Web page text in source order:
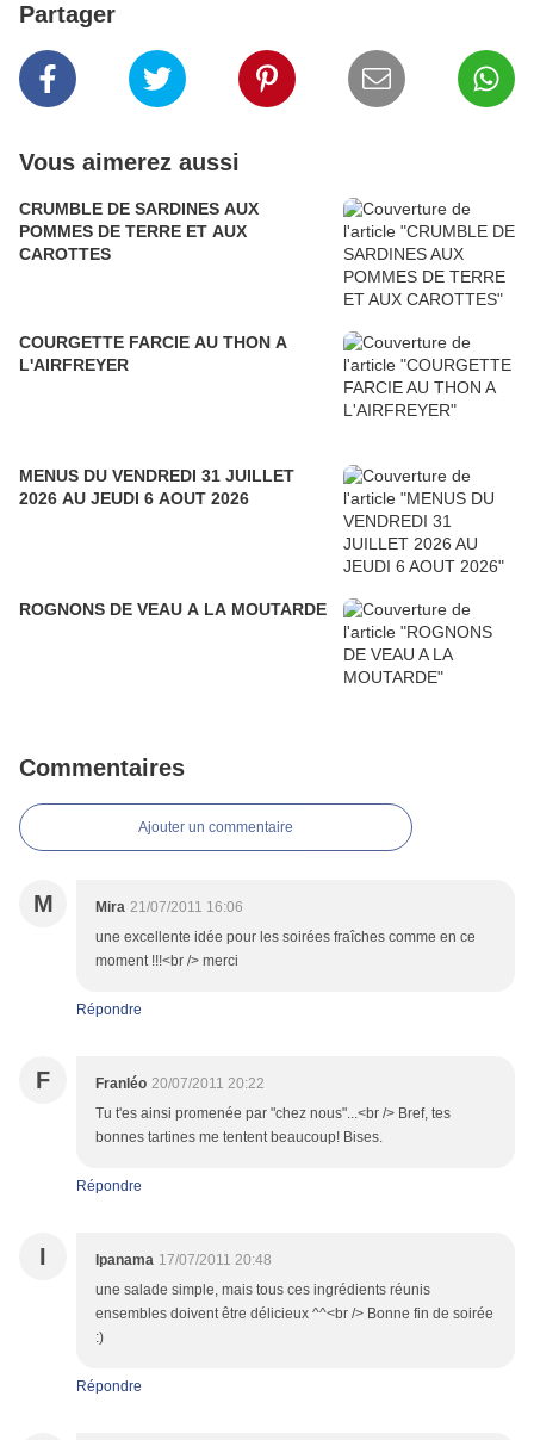
Partager
Vous aimerez aussi
CRUMBLE DE SARDINES AUX
POMMES DE TERRE ET AUX
CAROTTES
COURGETTE FARCIE AU THON A
L'AIRFREYER
MENUS DU VENDREDI 31 JUILLET
2026 AU JEUDI 6 AOUT 2026
ROGNONS DE VEAU A LA MOUTARDE
Commentaires
Ajouter un commentaire
M Mira 21/07/2011 16:06
une excellente idée pour les soirées fraîches comme en ce
moment !!!<br /> merci
Répondre
F Franléo 20/07/2011 20:22
Tu t'es ainsi promenée par "chez nous"...<br /> Bref, tes
bonnes tartines me tentent beaucoup! Bises.
Répondre
I Ipanama 17/07/2011 20:48
une salade simple, mais tous ces ingrédients réunis
ensembles doivent être délicieux ^^<br /> Bonne fin de soirée
:)
Répondre